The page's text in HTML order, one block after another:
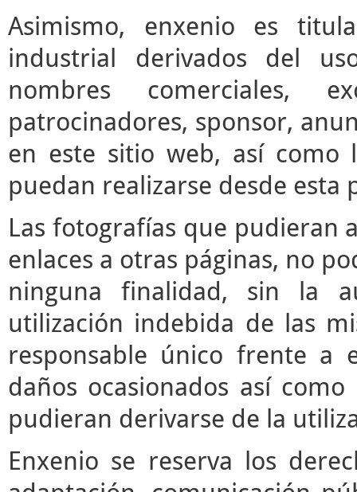
Asimismo, enxenio es
industrial derivados del
nombres comerciales,
patrocinadores, sponsor,
en este sitio web, así como
puedan realizarse desde esta
Las fotografías que pudieran
enlaces a otras páginas, no
ninguna finalidad, sin la
utilización indebida de las
responsable único frente a
daños ocasionados así
pudieran derivarse de la
Enxenio se reserva los